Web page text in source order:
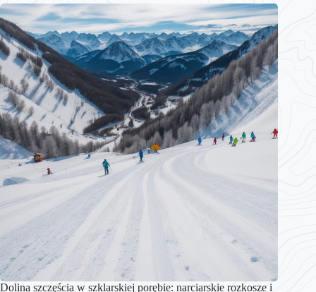
Dolina szczęścia w szklarskiej porębie: narciarskie rozkosze i